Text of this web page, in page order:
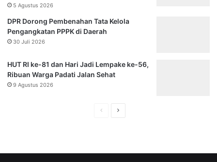
5 Agustus 2026
DPR Dorong Pembenahan Tata Kelola
Pengangkatan PPPK di Daerah
30 Juli 2026
HUT RI ke-81 dan Hari Jadi Lempake ke-56,
Ribuan Warga Padati Jalan Sehat
9 Agustus 2026
HalamanHalaman